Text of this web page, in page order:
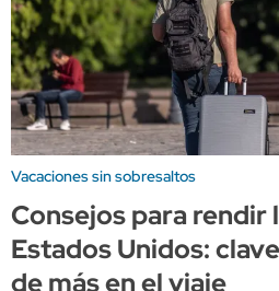
Vacaciones sin sobresaltos
Consejos para rendir
Estados Unidos:
de más en el viaje